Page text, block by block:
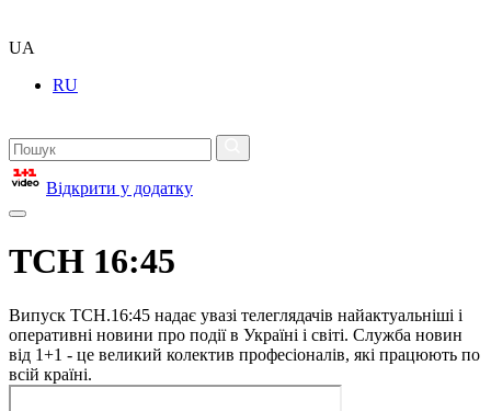
UA
RU
Відкрити у додатку
ТСН 16:45
Випуск ТСН.16:45 надає увазі телеглядачів найактуальніші і
оперативні новини про події в Україні і світі. Служба новин
від 1+1 - це великий колектив професіоналів, які працюють по
всій країні.